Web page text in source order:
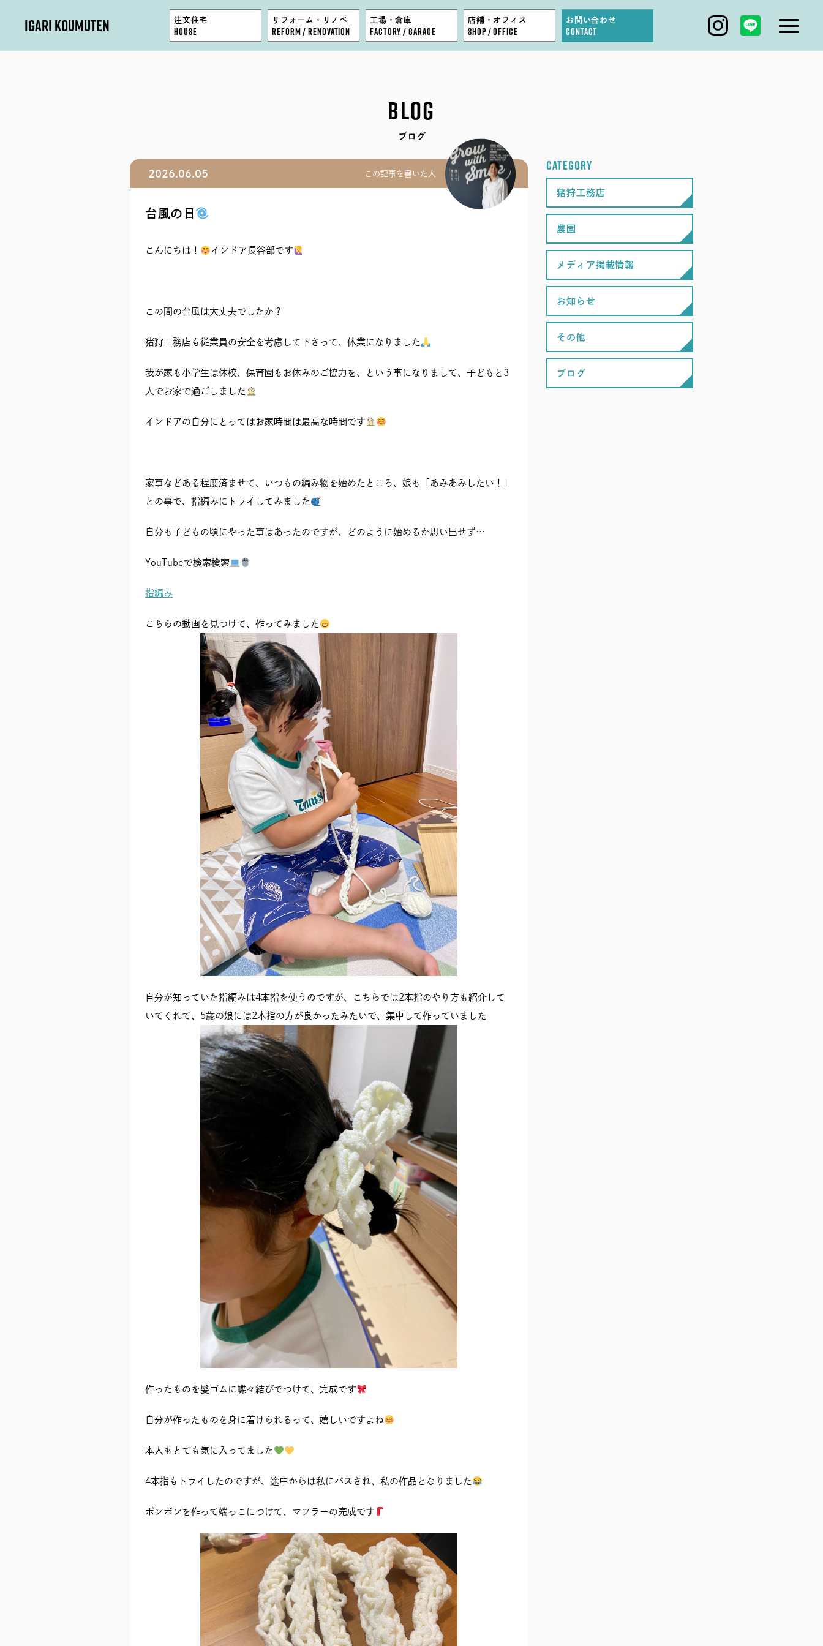
IGARI KOUMUTEN 注文住宅
HOUSE
リフォーム・リノベ
REFORM / RENOVATION
工場・倉庫
FACTORY / GARAGE
店舗・オフィス
SHOP / OFFICE
お問い合わせ
CONTACT
FACTORY / GARAGE
EVENT
SHOP / OFFICE
MODEL HOUSE
BLOG
COMPANY
STAFF
RECRUIT
SEAS0N BY MYSELF
BLOG
ブログ
2026.06.05 この記事を書いた人
台風の日
こんにちは！ インドア長谷部です
この間の台風は大丈夫でしたか？
猪狩工務店も従業員の安全を考慮して下さって、休業になりました
我が家も小学生は休校、保育園もお休みのご協力を、という事になりまして、子どもと3
人でお家で過ごしました
インドアの自分にとってはお家時間は最高な時間です
家事などある程度済ませて、いつもの編み物を始めたところ、娘も「あみあみしたい！」
との事で、指編みにトライしてみました
自分も子どもの頃にやった事はあったのですが、どのように始めるか思い出せず…
YouTubeで検索検索
指編み
こちらの動画を見つけて、作ってみました
自分が知っていた指編みは4本指を使うのですが、こちらでは2本指のやり方も紹介して
いてくれて、5歳の娘には2本指の方が良かったみたいで、集中して作っていました
作ったものを髪ゴムに蝶々結びでつけて、完成です
自分が作ったものを身に着けられるって、嬉しいですよね
本人もとても気に入ってました
4本指もトライしたのですが、途中からは私にパスされ、私の作品となりました
ボンボンを作って端っこにつけて、マフラーの完成です
CATEGORY
猪狩工務店
農園
メディア掲載情報
お知らせ
その他
ブログ